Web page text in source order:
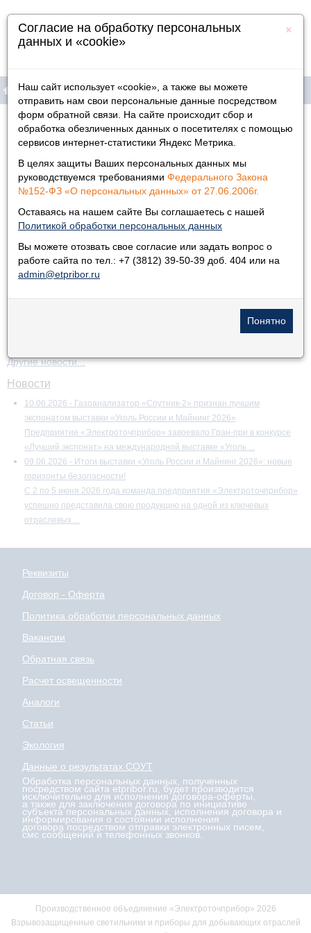
×
Согласие на обработку персональных
данных и «cookie»
Наш сайт использует «cookie», а также вы можете
отправить нам свои персональные данные посредством
форм обратной связи. На сайте происходит сбор и
обработка обезличенных данных о посетителях с помощью
сервисов интернет-статистики Яндекс Метрика.
В целях защиты Ваших персональных данных мы
руководствуемся требованиями Федерального Закона
№152-ФЗ «О персональных данных» от 27.06.2006г.
Оставаясь на нашем сайте Вы соглашаетесь с нашей
Политикой обработки персональных данных
Вы можете отозвать свое согласие или задать вопрос о
работе сайта по тел.: +7 (3812) 39-50-39 доб. 404 или на
admin@etpribor.ru
Продукция
Информация
Физическим лицам
Дилеры
Главная » Новости »
Новости
20.12.2018
Поздравляем с профессиональным праздником!
Другие новости...
Новости
10.06.2026 - Газоанализатор «Спутник-2» признан лучшим
экспонатом выставки «Уголь России и Майнинг 2026»
Предприятие «Электроточприбор» завоевало Гран-при в конкурсе
«Лучший экспонат» на международной выставке «Уголь ...
09.06.2026 - Итоги выставки «Уголь России и Майнинг 2026»: новые
горизонты безопасности!
С 2 по 5 июня 2026 года команда предприятия «Электроточприбор»
успешно представила свою продукцию на одной из ключевых
отраслевых ...
Реквизиты
Договор - Оферта
Политика обработки персональных данных
Вакансии
Обратная связь
Расчет освещенности
Аналоги
Статьи
Экология
Данные о результатах СОУТ
Обработка персональных данных, полученных
посредством сайта etpribor.ru, будет производится
исключительно для исполнения договора-оферты,
а также для заключения договора по инициативе
субъекта персональных данных, исполнения договора и
информирования о состоянии исполнения
договора посредством отправки электронных писем,
смс сообщений и телефонных звонков.
Производственное объединение «Электроточприбор» 2026
Взрывозащищенные светильники и приборы для добывающих отраслей